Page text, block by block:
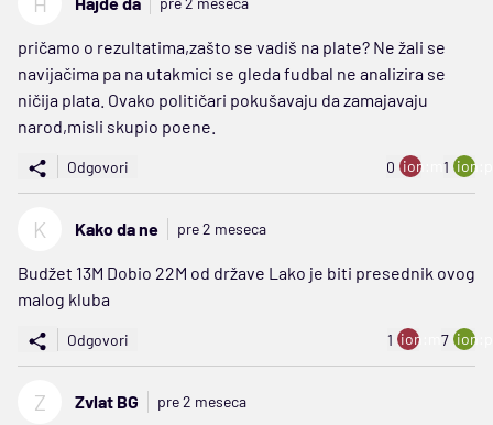
pričamo o rezultatima,zašto se vadiš na plate? Ne žali se
navijačima pa na utakmici se gleda fudbal ne analizira se
ničija plata. Ovako političari pokušavaju da zamajavaju
narod,misli skupio poene.
Odgovori 0 ion:minus
1
K Kako da ne pre 2 meseca
Budžet 13M Dobio 22M od države Lako je biti presednik ovog
malog kluba
Odgovori 1 ion:minus
7
Z Zvlat BG pre 2 meseca